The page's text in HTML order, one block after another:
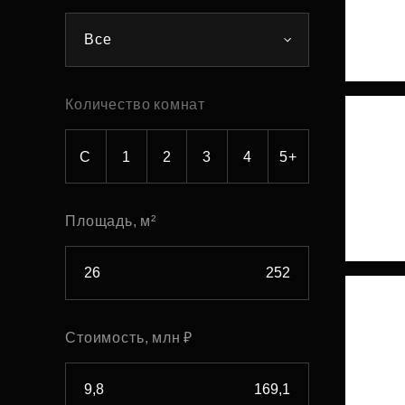
Все
Количество комнат
С 1 2 3 4 5+
Площадь, м²
Стоимость, млн ₽